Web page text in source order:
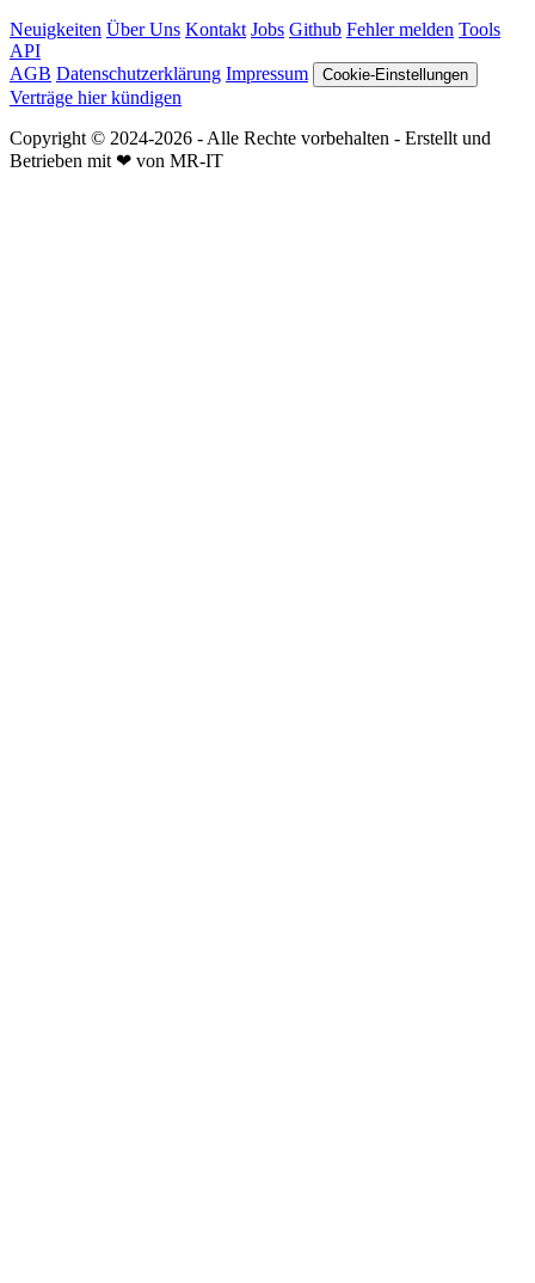
Neuigkeiten Über Uns Kontakt Jobs Github Fehler melden Tools
API
AGB Datenschutzerklärung Impressum Cookie-Einstellungen
Verträge hier kündigen
Copyright © 2024-2026 - Alle Rechte vorbehalten - Erstellt und
Betrieben mit ❤ von MR-IT